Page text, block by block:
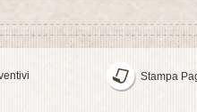
Stampa